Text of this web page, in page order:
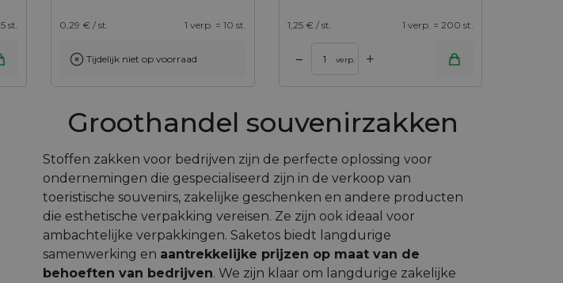
st. 0,29 € / st. 1 verp. = 10 st.
Tijdelijk niet op voorraad
1,25 € / st. 1 verp. = 200 st.
– verp. +
aan winkelwagen
Groothandel souvenirzakken
Stoffen zakken voor bedrijven zijn de perfecte oplossing voor
ondernemingen die gespecialiseerd zijn in de verkoop van
toeristische souvenirs, zakelijke geschenken en andere producten
die esthetische verpakking vereisen. Ze zijn ook ideaal voor
ambachtelijke verpakkingen. Saketos biedt langdurige
samenwerking en aantrekkelijke prijzen op maat van de
behoeften van bedrijven. We zijn klaar om langdurige zakelijke